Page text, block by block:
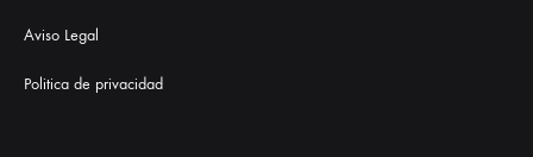
Aviso Legal
Politica de privacidad